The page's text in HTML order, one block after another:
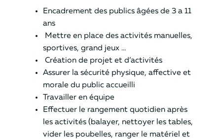
Encadrement des publics âgées de 3 a 11
ans
Mettre en place des activités manuelles,
sportives, grand jeux …
Création de projet et d’activités
Assurer la sécurité physique, affective et
morale du public accueilli
Travailler en équipe
Effectuer le rangement quotidien après
les activités (balayer, nettoyer les tables,
vider les poubelles, ranger le matériel et